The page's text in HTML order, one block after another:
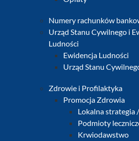
Numery rachunków
Urząd Stanu Cywilnego i
Ludności
Ewidencja Ludności
Urząd Stanu
Zdrowie i Profilaktyka
Promocja Zdrowia
Lokalna
Podmioty
Krwiodawstwo